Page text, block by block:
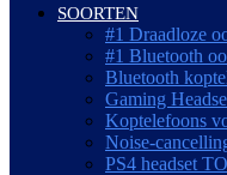
SOORTEN
#1 Draadloze
#1 Bluetooth
Bluetooth
Gaming
Koptelefoons
Noise-
PS4 headset